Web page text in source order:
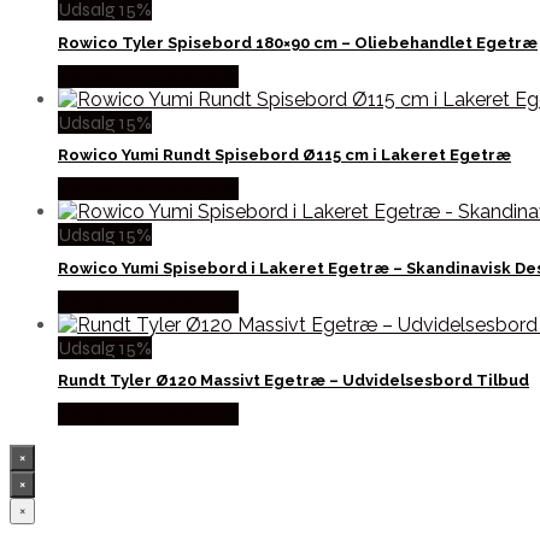
Udsalg 15%
Rowico Tyler Spisebord 180×90 cm – Oliebehandlet Egetræ
Udsalg 15%
Rowico Yumi Rundt Spisebord Ø115 cm i Lakeret Egetræ
Udsalg 15%
Rowico Yumi Spisebord i Lakeret Egetræ – Skandinavisk
Udsalg 15%
Rundt Tyler Ø120 Massivt Egetræ – Udvidelsesbord Tilbud
×
×
×